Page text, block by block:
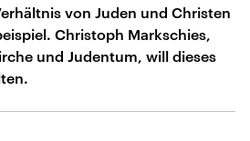
von Juden und Christen
Christoph Markschies,
und Judentum, will dieses